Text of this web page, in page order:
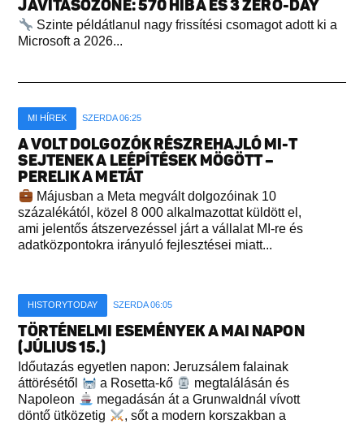
JAVÍTÁSÖZÖNE: 570 HIBA ÉS 3 ZERO-DAY
Szinte példátlanul nagy frissítési csomagot adott ki a
Microsoft a 2026...
MI HÍREK SZERDA 06:25
A VOLT DOLGOZÓK RÉSZREHAJLÓ MI-T
SEJTENEK A LEÉPÍTÉSEK MÖGÖTT –
PERELIK A METÁT
Májusban a Meta megvált dolgozóinak 10
százalékától, közel 8 000 alkalmazottat küldött el,
ami jelentős átszervezéssel járt a vállalat MI-re és
adatközpontokra irányuló fejlesztései miatt...
HISTORYTODAY SZERDA 06:05
TÖRTÉNELMI ESEMÉNYEK A MAI NAPON
(JÚLIUS 15.)
Időutazás egyetlen napon: Jeruzsálem falainak
áttörésétől
a Rosetta-kő
megtalálásán és
Napoleon
megadásán át a Grunwaldnál vívott
döntő ütközetig
, sőt a modern korszakban a